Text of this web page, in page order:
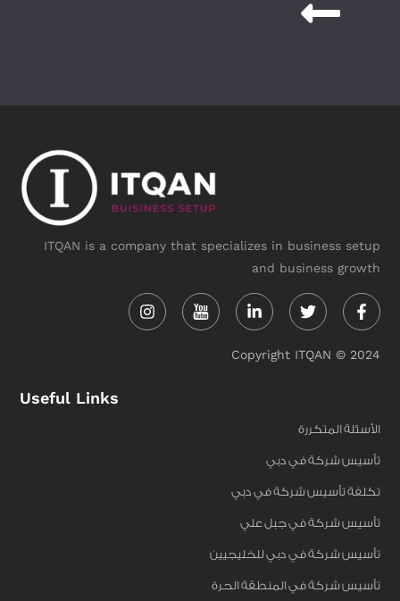
ITQAN is a company that specializes in business setup
and business growth
in f
Copyright ITQAN © 2024
Useful Links
الأسئلة المتكررة
تأسيس شركة في دبي
تكلفة تأسيس شركة في دبي
تأسيس شركة في جبل علي
تأسيس شركة في دبي للخليجيين
تأسيس شركة في المنطقة الحرة